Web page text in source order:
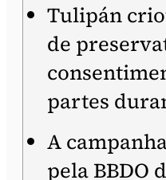
Tulipán
de
partes
A
pela BBDO